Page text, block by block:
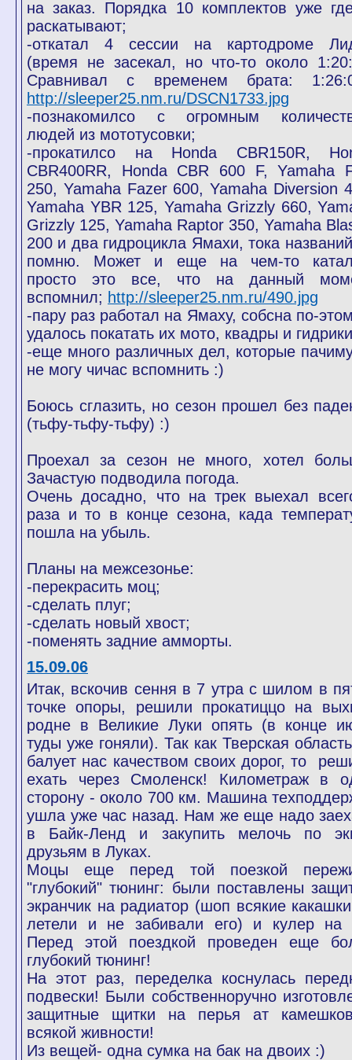
на заказ. Порядка 10 комплектов уже
раскатывают;
-откатал 4 сессии на картодроме
(время не засекал, но что-то около
Сравнивал с временем брата:
http://sleeper25.nm.ru/DSCN1733.jpg
-познакомилсо с огромным
людей из мототусовки;
-прокатилсо на Honda CBR150R,
CBR400RR, Honda CBR 600 F, Yamaha
250, Yamaha Fazer 600, Yamaha Diversion
Yamaha YBR 125, Yamaha Grizzly 660,
Grizzly 125, Yamaha Raptor 350, Yamaha
200 и два гидроцикла Ямахи, тока
помню. Может и еще на чем-то
просто это все, что на данный
вспомнил; http://sleeper25.nm.ru/490.jpg
-пару раз работал на Ямаху, собсна по-
удалось покатать их мото, квадры и
-еще много различных дел, которые
не могу чичас вспомнить :)
Боюсь сглазить, но сезон прошел без
(тьфу-тьфу-тьфу) :)
Проехал за сезон не много, хотел
Зачастую подводила погода.
Очень досадно, что на трек выехал
раза и то в конце сезона, када
пошла на убыль.
Планы на межсезонье:
-перекрасить моц;
-сделать плуг;
-сделать новый хвост;
-поменять задние амморты.
15.09.06
Итак, вскочив сення в 7 утра с шилом в
точке опоры, решили прокатиццо на
родне в Великие Луки опять (в конце
туды уже гоняли). Так как Тверская
балует нас качеством своих дорог, то
ехать через Смоленск! Километраж в
сторону - около 700 км. Машина
ушла уже час назад. Нам же еще надо
в Байк-Ленд и закупить мелочь по
друзьям в Луках.
Моцы еще перед той поезкой
"глубокий" тюнинг: были поставлены
экранчик на радиатор (шоп всякие
летели и не забивали его) и кулер на
Перед этой поездкой проведен еще
глубокий тюнинг!
На этот раз, переделка коснулась
подвески! Были собственноручно
защитные щитки на перья ат
всякой живности!
Из вещей- одна сумка на бак на двоих :)